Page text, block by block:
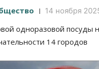
14 ноября
одноразовой посуды
14 городов